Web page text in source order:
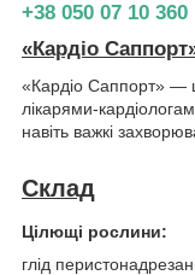
+38 050 07 10 360
«Кардіо
«Кардіо Саппорт» —
лікарями-
навіть важкі
Склад
Цілющі рослини:
глід